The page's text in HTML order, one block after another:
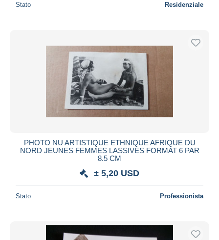
Stato Residenziale
PHOTO NU ARTISTIQUE ETHNIQUE AFRIQUE DU
NORD JEUNES FEMMES LASSIVES FORMAT 6 PAR
8.5 CM
± 5,20 USD
Stato Professionista